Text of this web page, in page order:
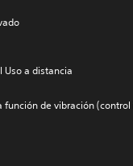
Uso a distancia
función de vibración